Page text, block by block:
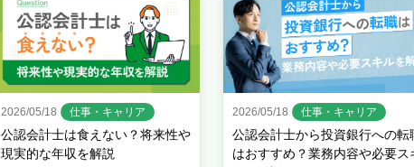
2026/05/18 仕事・キャリア
公認会計士は食えない？将来性や
現実的な年収を解説
2026/05/18 仕事・キャリア
公認会計士から投資銀行への転
はおすすめ？業務内容や必要ス